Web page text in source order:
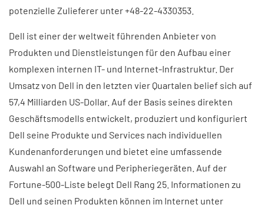
potenzielle Zulieferer unter +48-22-4330353.
Dell ist einer der weltweit führenden Anbieter von
Produkten und Dienstleistungen für den Aufbau einer
komplexen internen IT- und Internet-Infrastruktur. Der
Umsatz von Dell in den letzten vier Quartalen belief sich auf
57,4 Milliarden US-Dollar. Auf der Basis seines direkten
Geschäftsmodells entwickelt, produziert und konfiguriert
Dell seine Produkte und Services nach individuellen
Kundenanforderungen und bietet eine umfassende
Auswahl an Software und Peripheriegeräten. Auf der
Fortune-500-Liste belegt Dell Rang 25. Informationen zu
Dell und seinen Produkten können im Internet unter